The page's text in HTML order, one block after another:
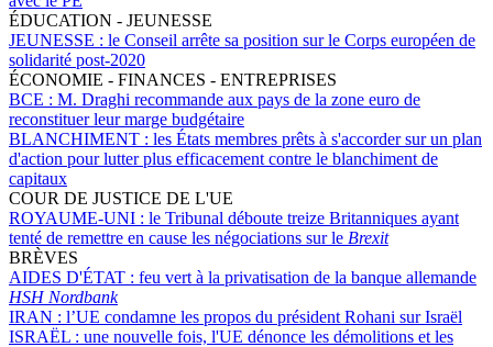
ÉDUCATION - JEUNESSE
JEUNESSE : le Conseil arrête sa position sur le Corps européen de
solidarité post-2020
ÉCONOMIE - FINANCES - ENTREPRISES
BCE : M. Draghi recommande aux pays de la zone euro de
reconstituer leur marge budgétaire
BLANCHIMENT : les États membres prêts à s'accorder sur un plan
d'action pour lutter plus efficacement contre le blanchiment de
capitaux
COUR DE JUSTICE DE L'UE
ROYAUME-UNI : le Tribunal déboute treize Britanniques ayant
tenté de remettre en cause les négociations sur le Brexit
BRÈVES
AIDES D'ÉTAT : feu vert à la privatisation de la banque allemande
HSH Nordbank
IRAN : l’UE condamne les propos du président Rohani sur Israël
ISRAËL : une nouvelle fois, l'UE dénonce les démolitions et les